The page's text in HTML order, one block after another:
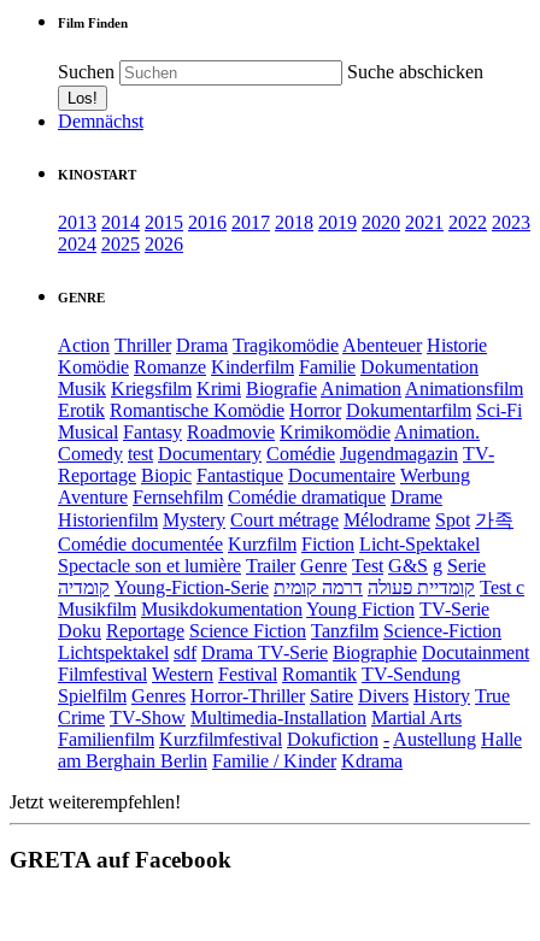
Film Finden
Suchen Suche abschicken
Demnächst
KINOSTART
2013 2014 2015 2016 2017 2018 2019 2020 2021 2022 2023
2024 2025 2026
GENRE
Action Thriller Drama Tragikomödie Abenteuer Historie
Komödie Romanze Kinderfilm Familie Dokumentation
Musik Kriegsfilm Krimi Biografie Animation Animationsfilm
Erotik Romantische Komödie Horror Dokumentarfilm Sci-Fi
Musical Fantasy Roadmovie Krimikomödie Animation.
Comedy test Documentary Comédie Jugendmagazin TV-
Reportage Biopic Fantastique Documentaire Werbung
Aventure Fernsehfilm Comédie dramatique Drame
Historienfilm Mystery Court métrage Mélodrame Spot 가족
Comédie documentée Kurzfilm Fiction Licht-Spektakel
Spectacle son et lumière Trailer Genre Test G&S g Serie
קומדיה Young-Fiction-Serie קומדיית פעולה דרמה קומית
Test c
Musikfilm Musikdokumentation Young Fiction TV-Serie
Doku Reportage Science Fiction Tanzfilm Science-Fiction
Lichtspektakel sdf Drama TV-Serie Biographie Docutainment
Filmfestival Western Festival Romantik TV-Sendung
Spielfilm Genres Horror-Thriller Satire Divers History True
Crime TV-Show Multimedia-Installation Martial Arts
Familienfilm Kurzfilmfestival Dokufiction - Austellung Halle
am Berghain Berlin Familie / Kinder Kdrama
Jetzt weiterempfehlen!
GRETA auf Facebook